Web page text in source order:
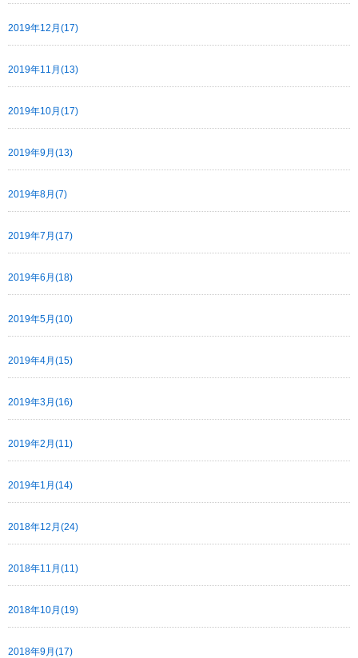
2019年12月(17)
2019年11月(13)
2019年10月(17)
2019年9月(13)
2019年8月(7)
2019年7月(17)
2019年6月(18)
2019年5月(10)
2019年4月(15)
2019年3月(16)
2019年2月(11)
2019年1月(14)
2018年12月(24)
2018年11月(11)
2018年10月(19)
2018年9月(17)